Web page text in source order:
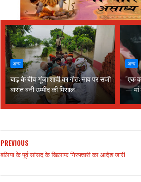
अन्य
बाढ़ के बीच गूंजा शादी का गीत: नाव पर सजी
बारात बनी उम्मीद की मिसाल
अन्य
"एक
— मां
PREVIOUS
बलिया के पूर्व सांसद के खिलाफ गिरफ्तारी का आदेश जारी